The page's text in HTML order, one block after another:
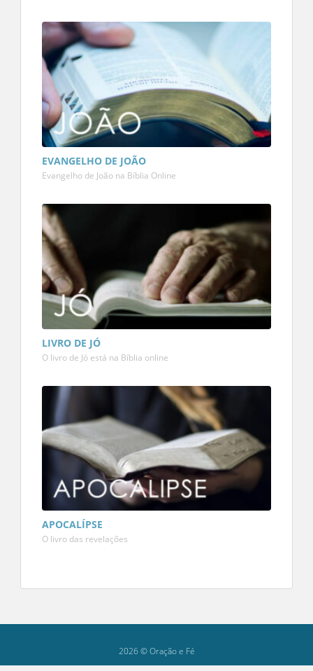
EVANGELHO DE JOÃO
Evangelho de João na Bíblia Online
LIVRO DE JÓ
O livro de Jó está na Bíblia online
APOCALÍPSE
O livro das revelações
2026 © Oração e Fé